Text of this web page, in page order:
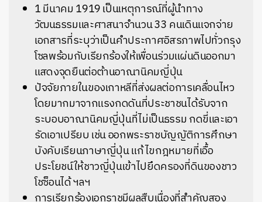
1 มีนาคม 1919 เป็นเหตุการณ์ที่ผู้นำทาง
วัฒนธรรมและศาสนาจำนวน 33 คนเดินแจกจ่าย
เอกสารที่ระบุว่าเป็นคำประกาศอิสรภาพไปทั่วกรุง
โซลพร้อมกับเรียกร้องให้เพื่อนร่วมแผ่นดินออกมา
แสดงจุดยืนต่อต้านอาณานิคมญี่ปุ่น
ปัจจัยภายในของเกาหลีที่ส่งผลต่อการเคลื่อนไหว
โดยมากมาจากแรงกดดันที่ประชาชนได้รับจาก
ระบอบอาณานิคมญี่ปุ่นที่ไม่เป็นธรรม กดขี่และเอา
รัดเอาเปรียบ เช่น ออกพระราชบัญญัติการศึกษา
บังคับเรียนภาษาญี่ปุ่น แก้ไขกฎหมายที่เอื้อ
ประโยชน์ให้ชาวญี่ปุ่นเข้าไปยึดครองที่ดินของชาว
โชซ็อนได้ ฯลฯ
การเรียกร้องเอกราชมีผลสืบเนื่องที่สำคัญสอง